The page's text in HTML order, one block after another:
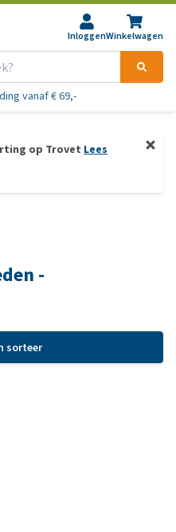
InloggenWinkelwagen
vanaf € 69,-
op Trovet Lees
-
sorteer